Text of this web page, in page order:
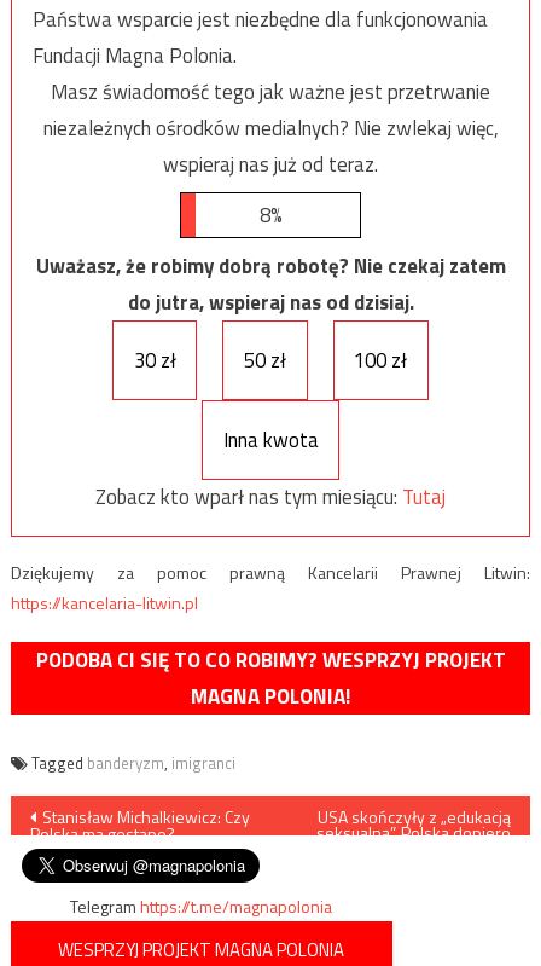
Państwa wsparcie jest niezbędne dla funkcjonowania
Fundacji Magna Polonia.
Masz świadomość tego jak ważne jest przetrwanie
niezależnych ośrodków medialnych? Nie zwlekaj więc,
wspieraj nas już od teraz.
8%
Uważasz, że robimy dobrą robotę? Nie czekaj zatem
do jutra, wspieraj nas od dzisiaj.
30 zł
50 zł 100 zł
Inna kwota
Zobacz kto wparł nas tym miesiącu: Tutaj
Dziękujemy za pomoc prawną Kancelarii Prawnej Litwin:
https://kancelaria-litwin.pl
PODOBA CI SIĘ TO CO ROBIMY? WESPRZYJ PROJEKT
MAGNA POLONIA!
Tagged banderyzm, imigranci
Nawigacja
wpisu
Stanisław Michalkiewicz: Czy
Polska ma gestapo?
USA skończyły z „edukacją
seksualną”. Polska dopiero
Telegramhttps://t.me/magnapolonia
WESPRZYJ PROJEKT MAGNA POLONIA